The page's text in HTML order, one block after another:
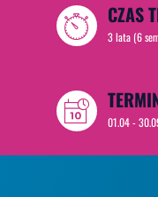
CZAS
3 lata (6
01.04 -